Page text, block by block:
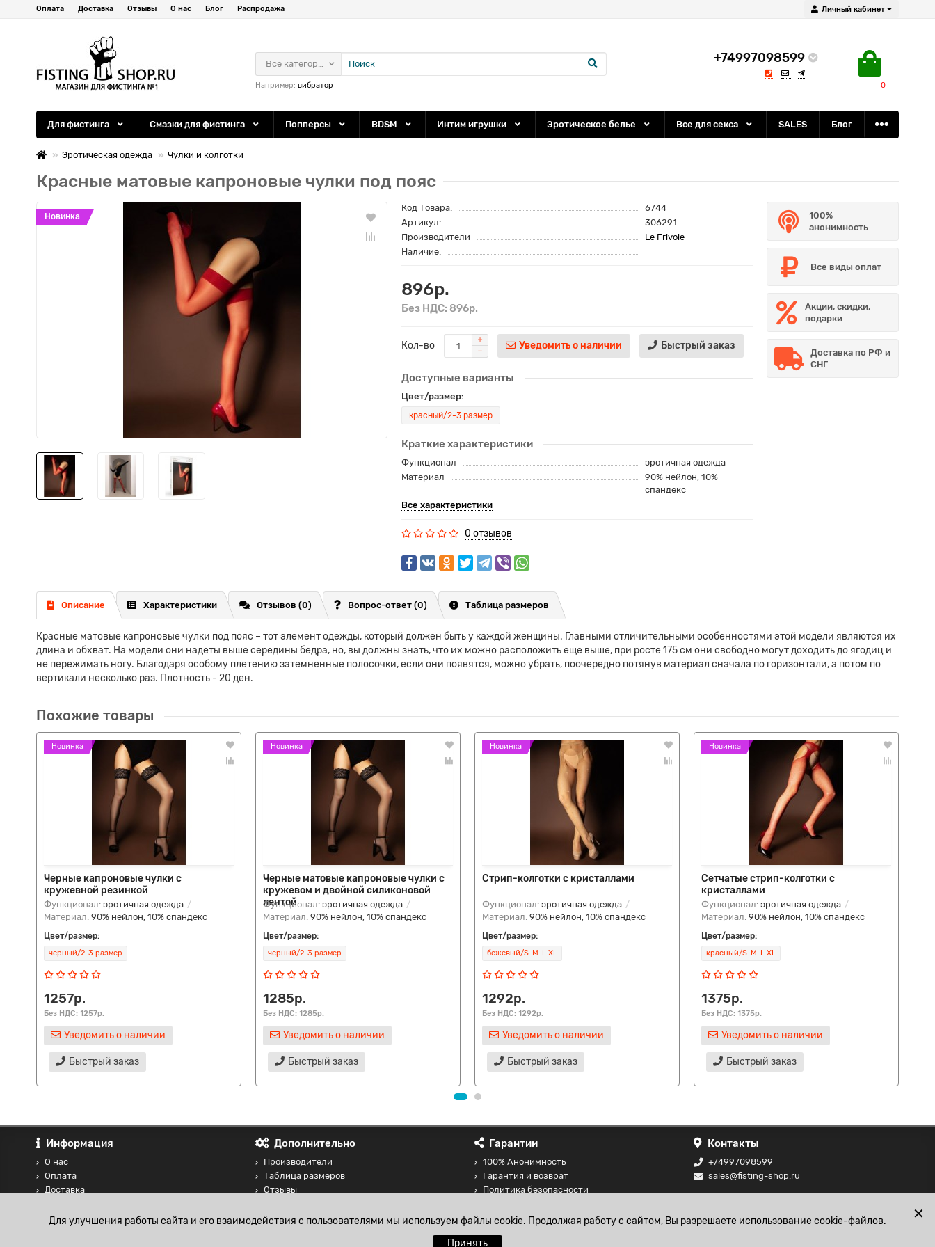
Личный кабинет
Оплата Доставка Отзывы О нас Блог Распродажа
+74997098599
0
Все категории
Например: вибратор
Для фистинга Смазки для фистинга Попперсы BDSM Интим игрушки Эротическое белье Все для секса SALES Блог
Эротическая одежда Чулки и колготки
Красные матовые капроновые чулки под пояс
Новинка
Код Товара:
6744
Артикул:
306291
Производители
Le Frivole
Наличие:
896р.
Без НДС: 896р.
Кол-во Уведомить о наличии Быстрый заказ
Доступные варианты
Цвет/размер:
красный/2-3 размер
Краткие характеристики
Функционал
эротичная одежда
Материал
90% нейлон, 10%
спандекс
Все характеристики
0 отзывов
100%
анонимность
Все виды оплат
Акции, скидки,
подарки
Доставка по РФ и
СНГ
Описание Характеристики Отзывов (0) Вопрос-ответ (0) Таблица размеров
Красные матовые капроновые чулки под пояс – тот элемент одежды, который должен быть у каждой женщины. Главными отличительными особенностями этой модели являются их
длина и обхват. На модели они надеты выше середины бедра, но, вы должны знать, что их можно расположить еще выше, при росте 175 см они свободно могут доходить до ягодиц и
не пережимать ногу. Благодаря особому плетению затемненные полосочки, если они появятся, можно убрать, поочередно потянув материал сначала по горизонтали, а потом по
вертикали несколько раз. Плотность - 20 ден.
Похожие товары
Новинка
Черные капроновые чулки с
кружевной резинкой
Функционал: эротичная одежда
Материал: 90% нейлон, 10% спандекс
Цвет/размер:
черный/2-3 размер
1257р.
Без НДС: 1257р.
Уведомить о наличии
Быстрый заказ
Новинка
Черные матовые капроновые чулки с
кружевом и двойной силиконовой
лентой
Функционал: эротичная одежда
Материал: 90% нейлон, 10% спандекс
Цвет/размер:
черный/2-3 размер
1285р.
Без НДС: 1285р.
Уведомить о наличии
Быстрый заказ
Новинка
Стрип-колготки с кристаллами
Функционал: эротичная одежда
Материал: 90% нейлон, 10% спандекс
Цвет/размер:
бежевый/S-M-L-XL
1292р.
Без НДС: 1292р.
Уведомить о наличии
Быстрый заказ
Новинка
Сетчатые стрип-колготки с
кристаллами
Функционал: эротичная одежда
Материал: 90% нейлон, 10% спандекс
Цвет/размер:
красный/S-M-L-XL
1375р.
Без НДС: 1375р.
Уведомить о наличии
Быстрый заказ
Информация
О нас
Оплата
Доставка
Блог
Дополнительно
Производители
Таблица размеров
Отзывы
Гарантии
100% Анонимность
Гарантия и возврат
Политика безопасности
данных
Контакты
+74997098599
sales@fisting-shop.ru
✕
Для улучшения работы сайта и его взаимодействия с пользователями мы используем файлы cookie. Продолжая работу с сайтом, Вы разрешаете использование cookie-файлов.
Принять